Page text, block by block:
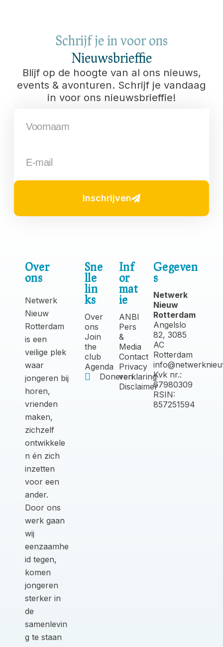
Schrijf je in voor ons
Nieuwsbrieffie
Blijf op de hoogte van al ons nieuws,
events & avonturen. Schrijf je vandaag
in voor ons nieuwsbrieffie!
Inschrijven
Over
ons
Netwerk
Nieuw
Rotterdam
is een
veilige plek
waar
jongeren bij
horen,
vrienden
maken,
zichzelf
ontwikkele
n én zich
inzetten
voor een
ander.
Door ons
werk gaan
wij
eenzaamhe
id tegen,
komen
jongeren
sterker in
de
samenlevin
g te staan
Sne
lle
lin
ks
Over
ons
Join
the
club
Agenda
Doneren
Inf
or
mat
ie
ANBI
Pers
&
Media
Contact
Privacy
verklaring
Disclaimer
Gegeven
s
Netwerk
Nieuw
Rotterdam
Angelslo
82, 3085
AC
Rotterdam
Kvk nr.:
67980309
RSIN:
857251594